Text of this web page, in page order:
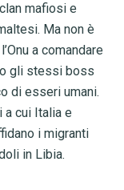
mafiosi e
Ma non è
a comandare
gli stessi boss
di esseri umani.
a cui Italia e
i migranti
in Libia.